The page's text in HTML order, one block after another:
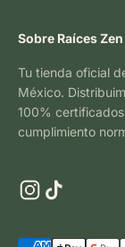
Sobre Raíces Zen
Tu tienda oficial
México.
100%
cumplimiento